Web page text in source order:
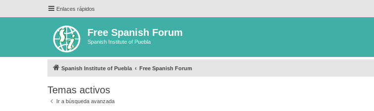
Enlaces rápidos
Free Spanish Forum
Spanish Institute of Puebla
Spanish Institute of Puebla Free Spanish Forum
Temas activos
Ir a búsqueda avanzada